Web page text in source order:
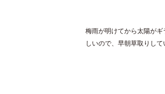
梅雨が明けてから太陽が
しいので、早朝草取りし